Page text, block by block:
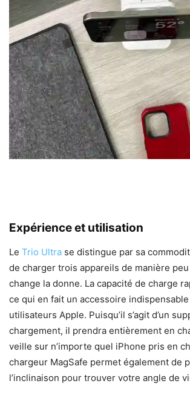
Expérience et utilisation
Le Trio Ultra se distingue par sa
de charger trois appareils de manière
change la donne. La capacité de charge
ce qui en fait un accessoire
utilisateurs Apple. Puisqu’il s’agit d’un
chargement, il prendra entièrement en
veille sur n’importe quel iPhone pris en
chargeur MagSafe permet également de
l’inclinaison pour trouver votre angle de